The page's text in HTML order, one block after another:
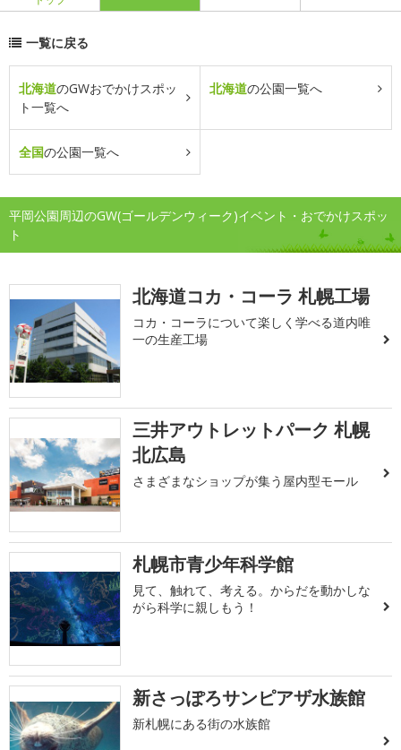
一覧に戻る
北海道のGWおでかけスポッ
ト一覧へ
北海道の公園一覧へ
全国の公園一覧へ
平岡公園周辺のGW(ゴールデンウィーク)イベント・おでかけスポッ
ト
北海道コカ・コーラ 札幌工場
コカ・コーラについて楽しく学べる道内唯
一の生産工場
三井アウトレットパーク 札幌
北広島
さまざまなショップが集う屋内型モール
札幌市青少年科学館
見て、触れて、考える。からだを動かしな
がら科学に親しもう！
新さっぽろサンピアザ水族館
新札幌にある街の水族館